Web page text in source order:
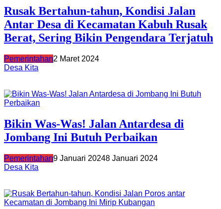
Rusak Bertahun-tahun, Kondisi Jalan
Antar Desa di Kecamatan Kabuh Rusak
Berat, Sering Bikin Pengendara Terjatuh
Pemerintahan2 Maret 2024
Desa Kita
Bikin Was-Was! Jalan Antardesa di
Jombang Ini Butuh Perbaikan
Pemerintahan9 Januari 20248 Januari 2024
Desa Kita